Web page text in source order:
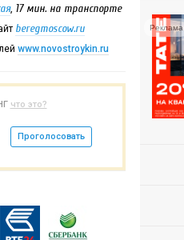
, 17 мин. на транспорте
beregmoscow.ru
www.novostroykin.ru
что это?
Проголосовать
Реклама